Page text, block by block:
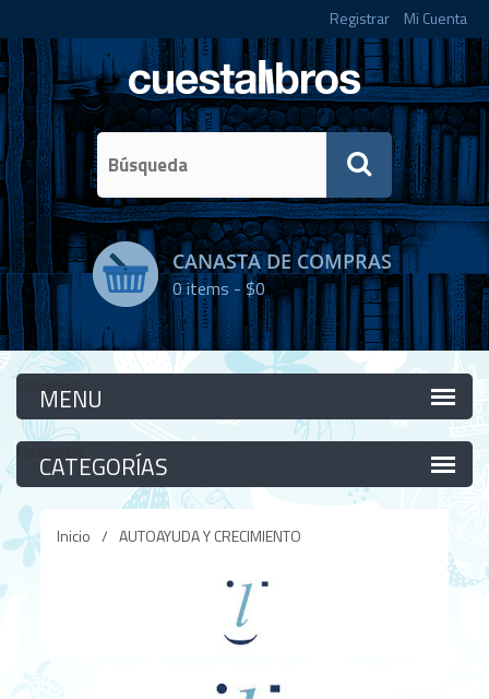
Registrar Mi Cuenta
CANASTA DE COMPRAS
0items -$0
Categorías
Categorías
Inicio / AUTOAYUDA Y CRECIMIENTO